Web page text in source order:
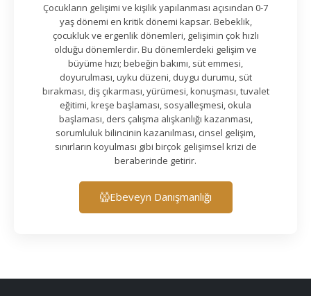
Çocukların gelişimi ve kişilik yapılanması açısından 0-7
yaş dönemi en kritik dönemi kapsar. Bebeklik,
çocukluk ve ergenlik dönemleri, gelişimin çok hızlı
olduğu dönemlerdir. Bu dönemlerdeki gelişim ve
büyüme hızı; bebeğin bakımı, süt emmesi,
doyurulması, uyku düzeni, duygu durumu, süt
bırakması, diş çıkarması, yürümesi, konuşması, tuvalet
eğitimi, kreşe başlaması, sosyalleşmesi, okula
başlaması, ders çalışma alışkanlığı kazanması,
sorumluluk bilincinin kazanılması, cinsel gelişim,
sınırların koyulması gibi birçok gelişimsel krizi de
beraberinde getirir.
Ebeveyn Danışmanlığı